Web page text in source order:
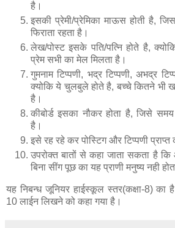
है।
इसकी प्रेमी/प्रेमिका माऊस होती है,
फिराता रहता है।
लेख/पोस्‍ट इसके पति/पत्नि होते है,
प्रेम सभी का मेल मिलता है।
गुमनाम टिप्‍पणी, भद्र टिप्‍पणी, अभद्र
क्‍योकि ये चुलबुले होते है, बच्‍चे कितने भी
है।
की‍बोर्ड इसका नौकर होता है, जिसे
है।
इसे रह रहे कर पोस्टिग और टिप्‍पणी
उपरोक्‍त बातों से कहा जाता सकता है
बिना सींग पूछ का यह प्राणी मनुष्‍य नही
यह निबन्‍ध जूनियर हाईस्‍कूल स्‍तर(कक्षा-8) का
10 लाईन लिखने को कहा गया है।